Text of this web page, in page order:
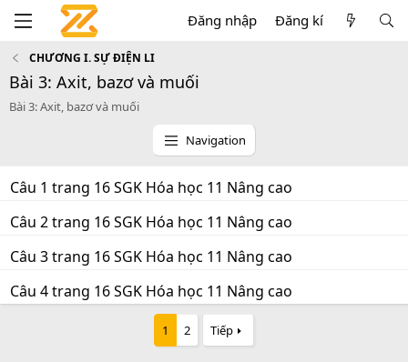
Đăng nhập Đăng kí
CHƯƠNG I. SỰ ĐIỆN LI
Bài 3: Axit, bazơ và muối
Bài 3: Axit, bazơ và muối
Navigation
Câu 1 trang 16 SGK Hóa học 11 Nâng cao
Câu 2 trang 16 SGK Hóa học 11 Nâng cao
Câu 3 trang 16 SGK Hóa học 11 Nâng cao
Câu 4 trang 16 SGK Hóa học 11 Nâng cao
1 2 Tiếp